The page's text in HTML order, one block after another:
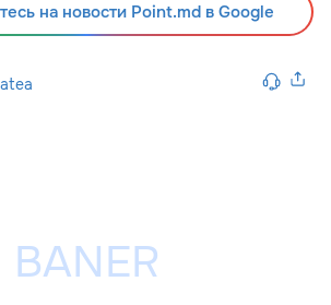
на новости Point.md в Google